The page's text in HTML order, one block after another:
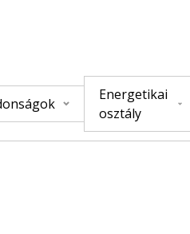
Energetikai
osztály